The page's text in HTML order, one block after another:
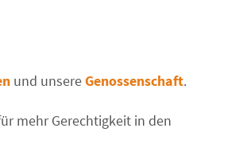
und unsereGenossenschaft.
mehr Gerechtigkeit in den